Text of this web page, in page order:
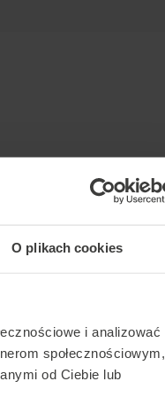
O plikach cookies
i analizować
społecznościowym,
od Ciebie lub